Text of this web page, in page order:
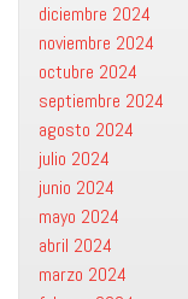
diciembre 2024
noviembre 2024
octubre 2024
septiembre 2024
agosto 2024
julio 2024
junio 2024
mayo 2024
abril 2024
marzo 2024